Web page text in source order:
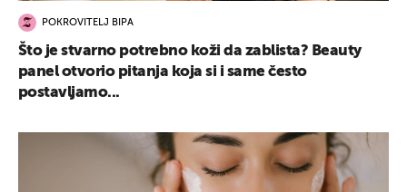
POKROVITELJ BIPA
Što je stvarno potrebno koži da zablista? Beauty
panel otvorio pitanja koja si i same često
postavljamo...